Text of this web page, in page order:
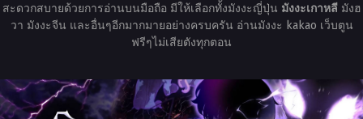
สะดวกสบายด้วยการอ่านบนมือถือ มีให้เลือกทั้งมังงะญี่ปุ่น มังงะเกาหลีมังฮ
วา มังงะจีน และอื่นๆอีกมากมายอย่างครบครัน อ่านมังงะ kakao เว็บตูน
ฟรีๆไม่เสียตังทุกตอน